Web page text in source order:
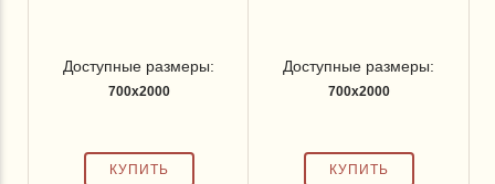
Доступные размеры:
700x2000
Доступные размеры:
700x2000